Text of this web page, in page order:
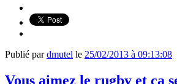
Publié pardmutel le 25/02/2013 à 09:13:08
Vous aimez le rugby et ça